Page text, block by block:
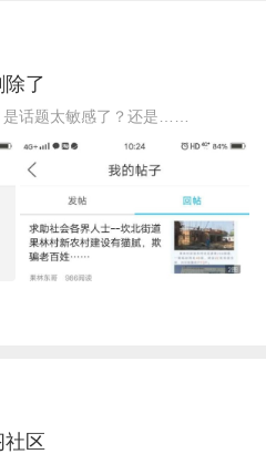
了
话题太敏感了？还是……
社区